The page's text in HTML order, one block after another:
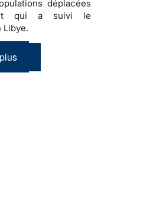
déplacées
qui a suivi le
Libye.